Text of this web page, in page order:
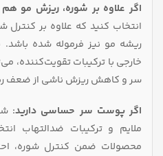
اگر علاوه بر شوره، ریزش مو هم
انتخاب کنید که علاوه بر
ریشه مو نیز فرموله شده
خارجی با ترکیبات تقویت‌کننده،
سر و کاهش ریزش ناشی از ضعف
اگر پوست سر حساسی دارید:
ملایم و ترکیبات ضدالتهاب
محصولات ضمن کنترل شوره،